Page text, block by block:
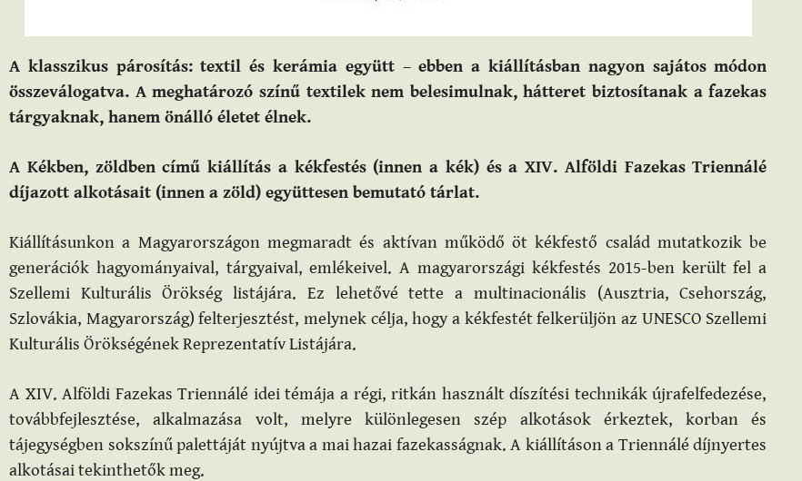
A klasszikus párosítás: textil és kerámia együtt – ebben a kiállításban nagyon sajátos módon
összeválogatva. A meghatározó színű textilek nem belesimulnak, hátteret biztosítanak a fazekas
tárgyaknak, hanem önálló életet élnek.
A Kékben, zöldben című kiállítás a kékfestés (innen a kék) és a XIV. Alföldi Fazekas Triennálé
díjazott alkotásait (innen a zöld) együttesen bemutató tárlat.
Kiállításunkon a Magyarországon megmaradt és aktívan működő öt kékfestő család mutatkozik be
generációk hagyományaival, tárgyaival, emlékeivel. A magyarországi kékfestés 2015-ben került fel a
Szellemi Kulturális Örökség listájára. Ez lehetővé tette a multinacionális (Ausztria, Csehország,
Szlovákia, Magyarország) felterjesztést, melynek célja, hogy a kékfestét felkerüljön az UNESCO Szellemi
Kulturális Örökségének Reprezentatív Listájára.
A XIV. Alföldi Fazekas Triennálé idei témája a régi, ritkán használt díszítési technikák újrafelfedezése,
továbbfejlesztése, alkalmazása volt, melyre különlegesen szép alkotások érkeztek, korban és
tájegységben sokszínű palettáját nyújtva a mai hazai fazekasságnak. A kiállításon a Triennálé díjnyertes
alkotásai tekinthetők meg.